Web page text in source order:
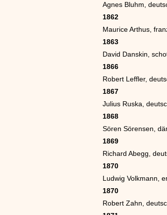
Agnes Bluhm,
1862
Maurice Arthus,
1863
David Danskin,
1866
Robert Leffler,
1867
Julius Ruska,
1868
Sören Sörensen,
1869
Richard Abegg,
1870
Ludwig Volkmann,
1870
Robert Zahn,